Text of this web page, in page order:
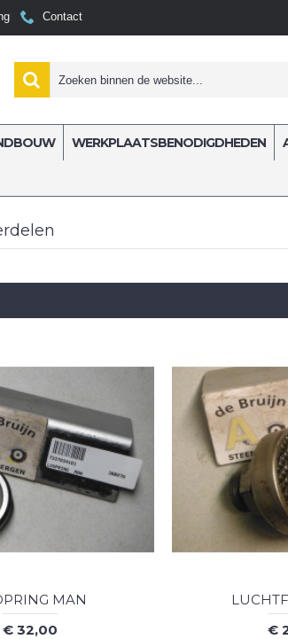
Contact
WERKPLAATSBENODIGDHEDEN
MAN
€ 32,00
€